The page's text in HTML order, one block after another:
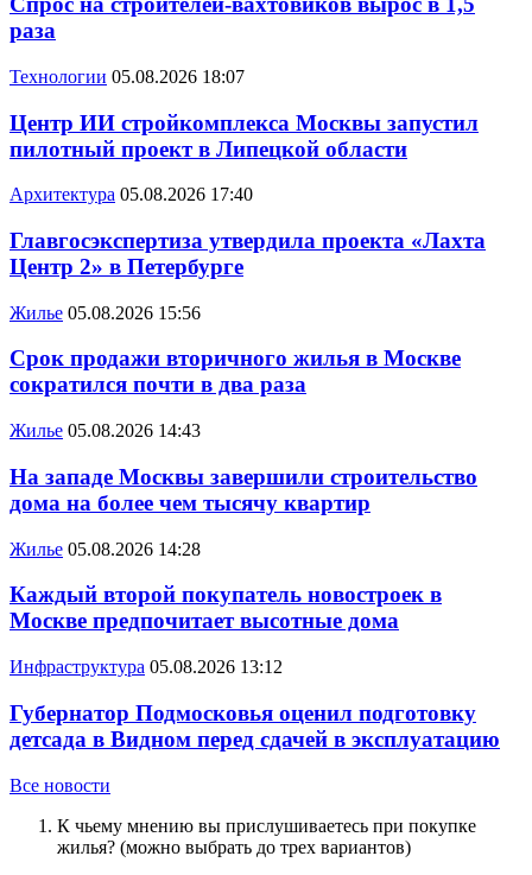
раза
Технологии 05.08.2026 18:07
Центр ИИ стройкомплекса Москвы запустил
пилотный проект в Липецкой области
Архитектура 05.08.2026 17:40
Главгосэкспертиза утвердила проекта «Лахта
Центр 2» в Петербурге
Жилье 05.08.2026 15:56
Срок продажи вторичного жилья в Москве
сократился почти в два раза
Жилье 05.08.2026 14:43
На западе Москвы завершили строительство
дома на более чем тысячу квартир
Жилье 05.08.2026 14:28
Каждый второй покупатель новостроек в
Москве предпочитает высотные дома
Инфраструктура 05.08.2026 13:12
Губернатор Подмосковья оценил подготовку
детсада в Видном перед сдачей в эксплуатацию
Все новости
К чьему мнению вы прислушиваетесь при покупке
жилья? (можно выбрать до трех вариантов)